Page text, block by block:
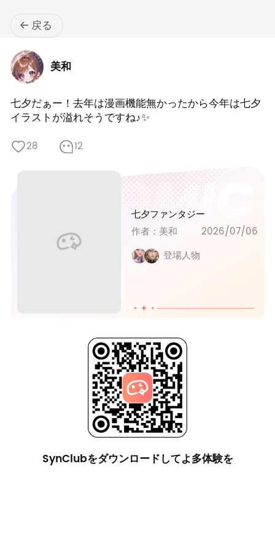
戻る
美和
七夕だぁー！去年は漫画機能無かったから今年は七夕
イラストが溢れそうですね♪✨️
28 12
七夕ファンタジー
作者：美和
2026/07/06
登場人物
SynClubをダウンロードしてよ多体験を